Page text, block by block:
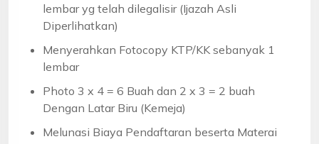
lembar yg telah dilegalisir (Ijazah Asli
Diperlihatkan)
Menyerahkan Fotocopy KTP/KK sebanyak 1
lembar
Photo 3 x 4 = 6 Buah dan 2 x 3 = 2 buah
Dengan Latar Biru (Kemeja)
Melunasi Biaya Pendaftaran beserta Materai